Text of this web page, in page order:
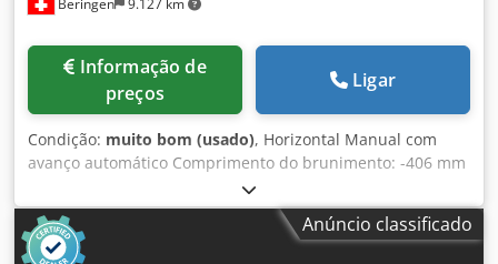
preços
Ligar
Condição: muito bom (usado), Horizontal Manual com
avanço automático Comprimento do brunimento: -406 mm
Diâmetro do brunimento: 1,5 - 165 mm Chodpfx Aaszhl
Tvemja Velocidade do fuso: 200-2500 rpm Diversos
acessórios MARCELS MASCHINEN AGAnúncio classificado